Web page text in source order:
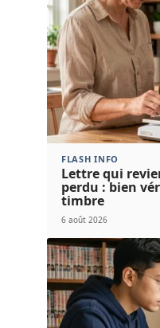
FLASH INFO
Lettre qui
perdu : bien
timbre
6 août 2026